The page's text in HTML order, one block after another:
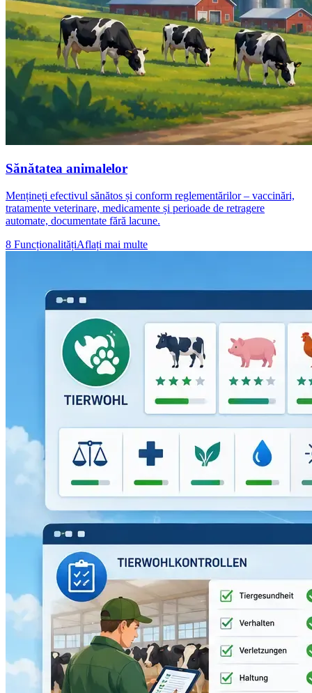
Sănătatea animalelor
Mențineți efectivul sănătos și conform reglementărilor – vaccinări,
tratamente veterinare, medicamente și perioade de retragere
automate, documentate fără lacune.
8 FuncționalitățiAflați mai multe